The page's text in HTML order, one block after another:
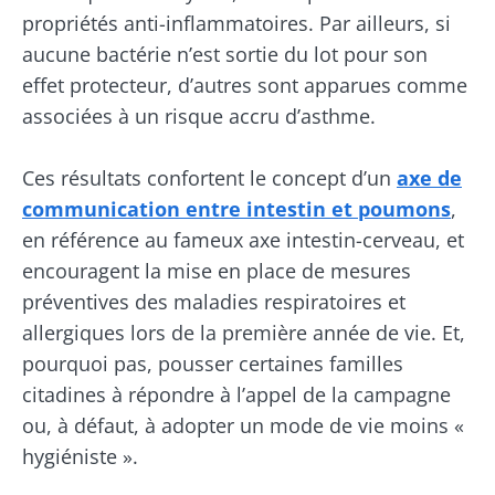
propriétés anti-inflammatoires. Par ailleurs, si
aucune bactérie n’est sortie du lot pour son
effet protecteur, d’autres sont apparues comme
associées à un risque accru d’asthme.
Ces résultats confortent le concept d’un axe de
communication entre intestin et poumons,
en référence au fameux axe intestin-cerveau, et
encouragent la mise en place de mesures
préventives des maladies respiratoires et
allergiques lors de la première année de vie. Et,
pourquoi pas, pousser certaines familles
citadines à répondre à l’appel de la campagne
ou, à défaut, à adopter un mode de vie moins «
hygiéniste ».
Redirection
Vous êtes sur le point d'être redirigé et de
quitter notre site web
Être redirigé
Rester sur le site Web du Biocodex Microbiota
Institute
Se tenir informé
Rejoignez la communauté du microbiote et
recevez une fois par mois "The Essential"
pour rester au courant des dernières
actualités sur le microbiote.
Je souhaite m'inscrire afin de recevoir
d'autres actualités de Biocodex
J’ai lu et accepte les
protection des données
Je souhaite m'inscrire afin de recevoir
J’ai lu et accepte lesCGUet lapolitique de
protection des donnéesdu Biocodex
Microbiota Institute
* Champs obligatoires
BMI 20-35
Découvrir